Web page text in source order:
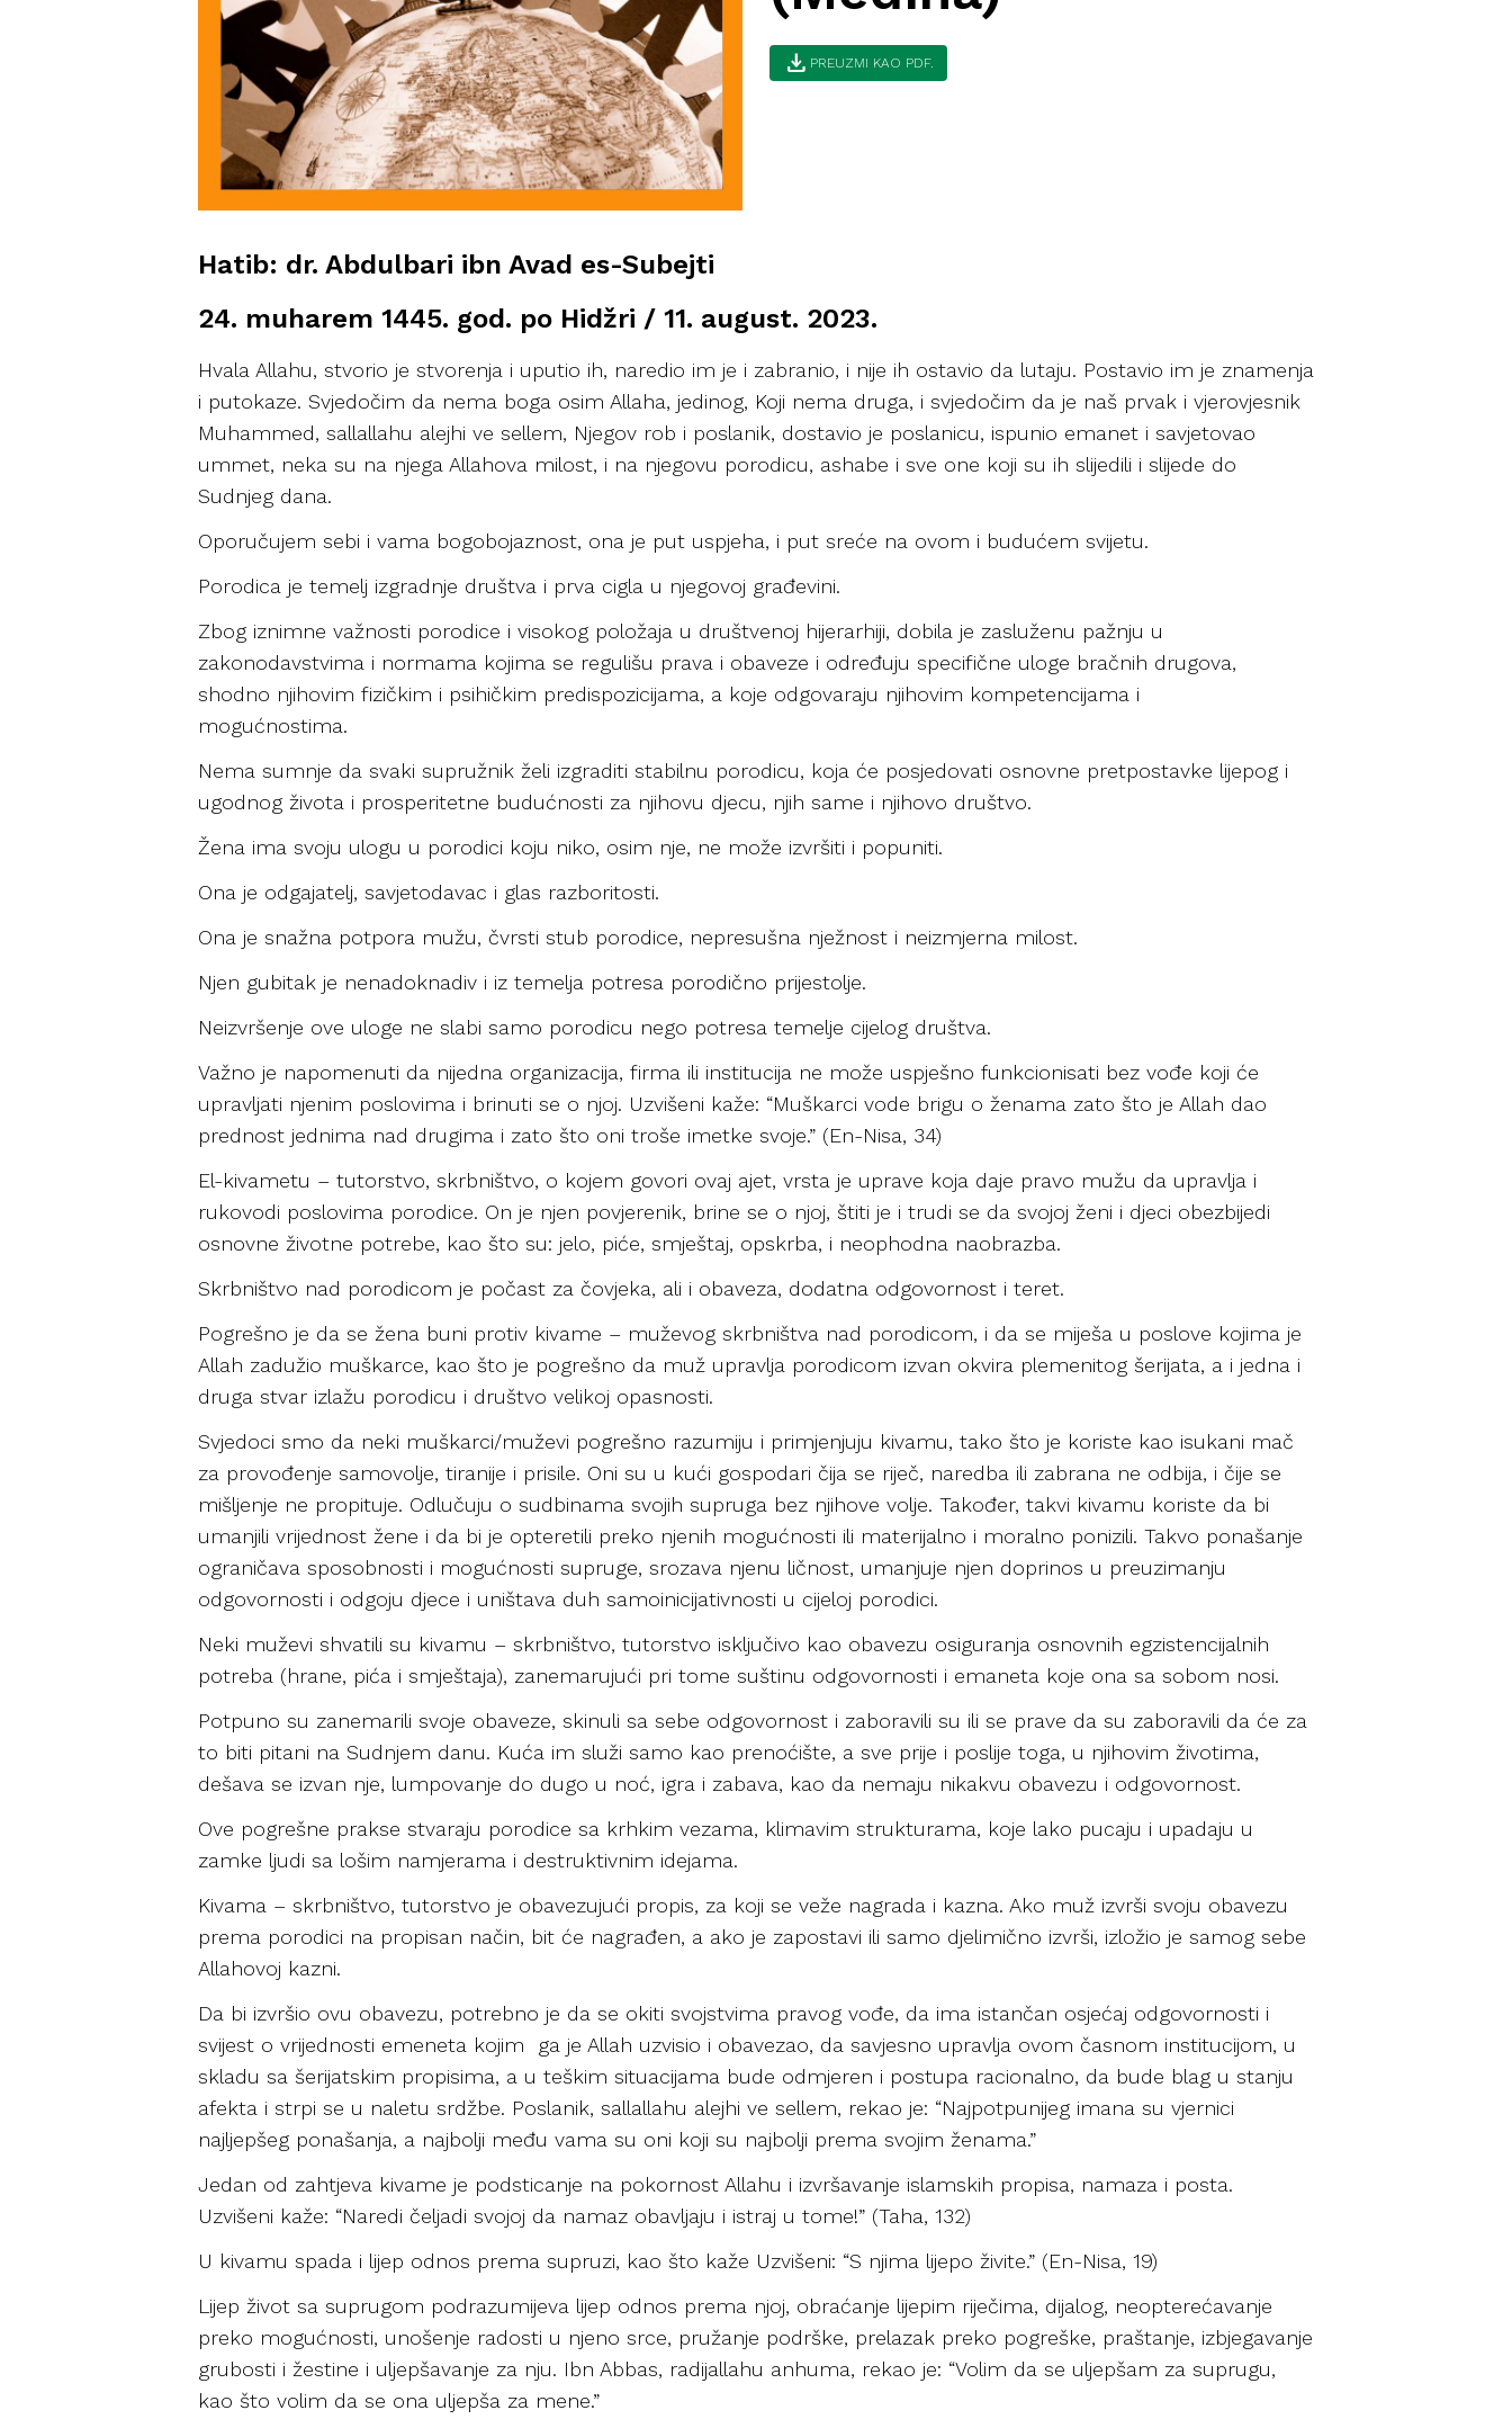
download PREUZMI KAO PDF.
Hatib: dr. Abdulbari ibn Avad es-Subejti
24. muharem 1445. god. po Hidžri / 11. august. 2023.
Hvala Allahu, stvorio je stvorenja i uputio ih, naredio im je i zabranio, i nije ih ostavio da lutaju. Postavio im je znamenja
i putokaze. Svjedočim da nema boga osim Allaha, jedinog, Koji nema druga, i svjedočim da je naš prvak i vjerovjesnik
Muhammed, sallallahu alejhi ve sellem, Njegov rob i poslanik, dostavio je poslanicu, ispunio emanet i savjetovao
ummet, neka su na njega Allahova milost, i na njegovu porodicu, ashabe i sve one koji su ih slijedili i slijede do
Sudnjeg dana.
Oporučujem sebi i vama bogobojaznost, ona je put uspjeha, i put sreće na ovom i budućem svijetu.
Porodica je temelj izgradnje društva i prva cigla u njegovoj građevini.
Zbog iznimne važnosti porodice i visokog položaja u društvenoj hijerarhiji, dobila je zasluženu pažnju u
zakonodavstvima i normama kojima se regulišu prava i obaveze i određuju specifične uloge bračnih drugova,
shodno njihovim fizičkim i psihičkim predispozicijama, a koje odgovaraju njihovim kompetencijama i
mogućnostima.
Nema sumnje da svaki supružnik želi izgraditi stabilnu porodicu, koja će posjedovati osnovne pretpostavke lijepog i
ugodnog života i prosperitetne budućnosti za njihovu djecu, njih same i njihovo društvo.
Žena ima svoju ulogu u porodici koju niko, osim nje, ne može izvršiti i popuniti.
Ona je odgajatelj, savjetodavac i glas razboritosti.
Ona je snažna potpora mužu, čvrsti stub porodice, nepresušna nježnost i neizmjerna milost.
Njen gubitak je nenadoknadiv i iz temelja potresa porodično prijestolje.
Neizvršenje ove uloge ne slabi samo porodicu nego potresa temelje cijelog društva.
Važno je napomenuti da nijedna organizacija, firma ili institucija ne može uspješno funkcionisati bez vođe koji će
upravljati njenim poslovima i brinuti se o njoj. Uzvišeni kaže: “Muškarci vode brigu o ženama zato što je Allah dao
prednost jednima nad drugima i zato što oni troše imetke svoje.” (En-Nisa, 34)
El-kivametu – tutorstvo, skrbništvo, o kojem govori ovaj ajet, vrsta je uprave koja daje pravo mužu da upravlja i
rukovodi poslovima porodice. On je njen povjerenik, brine se o njoj, štiti je i trudi se da svojoj ženi i djeci obezbijedi
osnovne životne potrebe, kao što su: jelo, piće, smještaj, opskrba, i neophodna naobrazba.
Skrbništvo nad porodicom je počast za čovjeka, ali i obaveza, dodatna odgovornost i teret.
Pogrešno je da se žena buni protiv kivame – muževog skrbništva nad porodicom, i da se miješa u poslove kojima je
Allah zadužio muškarce, kao što je pogrešno da muž upravlja porodicom izvan okvira plemenitog šerijata, a i jedna i
druga stvar izlažu porodicu i društvo velikoj opasnosti.
Svjedoci smo da neki muškarci/muževi pogrešno razumiju i primjenjuju kivamu, tako što je koriste kao isukani mač
za provođenje samovolje, tiranije i prisile. Oni su u kući gospodari čija se riječ, naredba ili zabrana ne odbija, i čije se
mišljenje ne propituje. Odlučuju o sudbinama svojih supruga bez njihove volje. Također, takvi kivamu koriste da bi
umanjili vrijednost žene i da bi je opteretili preko njenih mogućnosti ili materijalno i moralno ponizili. Takvo ponašanje
ograničava sposobnosti i mogućnosti supruge, srozava njenu ličnost, umanjuje njen doprinos u preuzimanju
odgovornosti i odgoju djece i uništava duh samoinicijativnosti u cijeloj porodici.
Neki muževi shvatili su kivamu – skrbništvo, tutorstvo isključivo kao obavezu osiguranja osnovnih egzistencijalnih
potreba (hrane, pića i smještaja), zanemarujući pri tome suštinu odgovornosti i emaneta koje ona sa sobom nosi.
Potpuno su zanemarili svoje obaveze, skinuli sa sebe odgovornost i zaboravili su ili se prave da su zaboravili da će za
to biti pitani na Sudnjem danu. Kuća im služi samo kao prenoćište, a sve prije i poslije toga, u njihovim životima,
dešava se izvan nje, lumpovanje do dugo u noć, igra i zabava, kao da nemaju nikakvu obavezu i odgovornost.
Ove pogrešne prakse stvaraju porodice sa krhkim vezama, klimavim strukturama, koje lako pucaju i upadaju u
zamke ljudi sa lošim namjerama i destruktivnim idejama.
Kivama – skrbništvo, tutorstvo je obavezujući propis, za koji se veže nagrada i kazna. Ako muž izvrši svoju obavezu
prema porodici na propisan način, bit će nagrađen, a ako je zapostavi ili samo djelimično izvrši, izložio je samog sebe
Allahovoj kazni.
Da bi izvršio ovu obavezu, potrebno je da se okiti svojstvima pravog vođe, da ima istančan osjećaj odgovornosti i
svijest o vrijednosti emeneta kojim ga je Allah uzvisio i obavezao, da savjesno upravlja ovom časnom institucijom, u
skladu sa šerijatskim propisima, a u teškim situacijama bude odmjeren i postupa racionalno, da bude blag u stanju
afekta i strpi se u naletu srdžbe. Poslanik, sallallahu alejhi ve sellem, rekao je: “Najpotpunijeg imana su vjernici
najljepšeg ponašanja, a najbolji među vama su oni koji su najbolji prema svojim ženama.”
Jedan od zahtjeva kivame je podsticanje na pokornost Allahu i izvršavanje islamskih propisa, namaza i posta.
Uzvišeni kaže: “Naredi čeljadi svojoj da namaz obavljaju i istraj u tome!” (Taha, 132)
U kivamu spada i lijep odnos prema supruzi, kao što kaže Uzvišeni: “S njima lijepo živite.” (En-Nisa, 19)
Lijep život sa suprugom podrazumijeva lijep odnos prema njoj, obraćanje lijepim riječima, dijalog, neopterećavanje
preko mogućnosti, unošenje radosti u njeno srce, pružanje podrške, prelazak preko pogreške, praštanje, izbjegavanje
grubosti i žestine i uljepšavanje za nju. Ibn Abbas, radijallahu anhuma, rekao je: “Volim da se uljepšam za suprugu,
kao što volim da se ona uljepša za mene.”